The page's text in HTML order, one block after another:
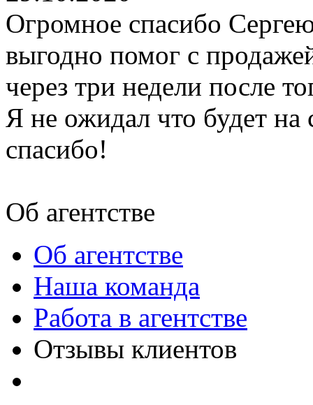
Огромное спасибо
выгодно помог с
через три недели после
Я не ожидал что будет на
спасибо!
Об агентстве
Об агентстве
Наша команда
Работа в агентстве
Отзывы клиентов